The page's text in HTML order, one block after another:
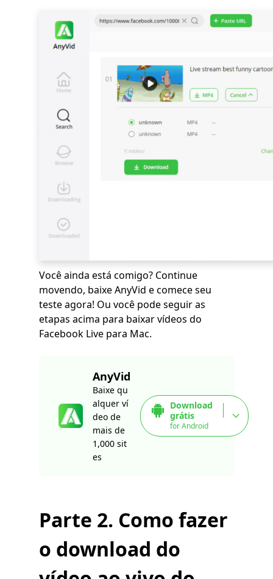
Você ainda está comigo? Continue
movendo, baixe AnyVid e comece seu
teste agora! Ou você pode seguir as
etapas acima para baixar vídeos do
Facebook Live para Mac.
AnyVid
Baixe qu
alquer ví
deo de
mais de
1,000 sit
es
Download
grátis
for Android
Parte 2. Como fazer
o download do